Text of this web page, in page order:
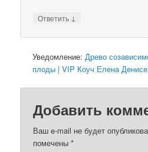
Ответить ↓
Уведомление: Древо
плоды | VIP Коуч Елена
Добавить
Ваш e-mail не будет
помечены*